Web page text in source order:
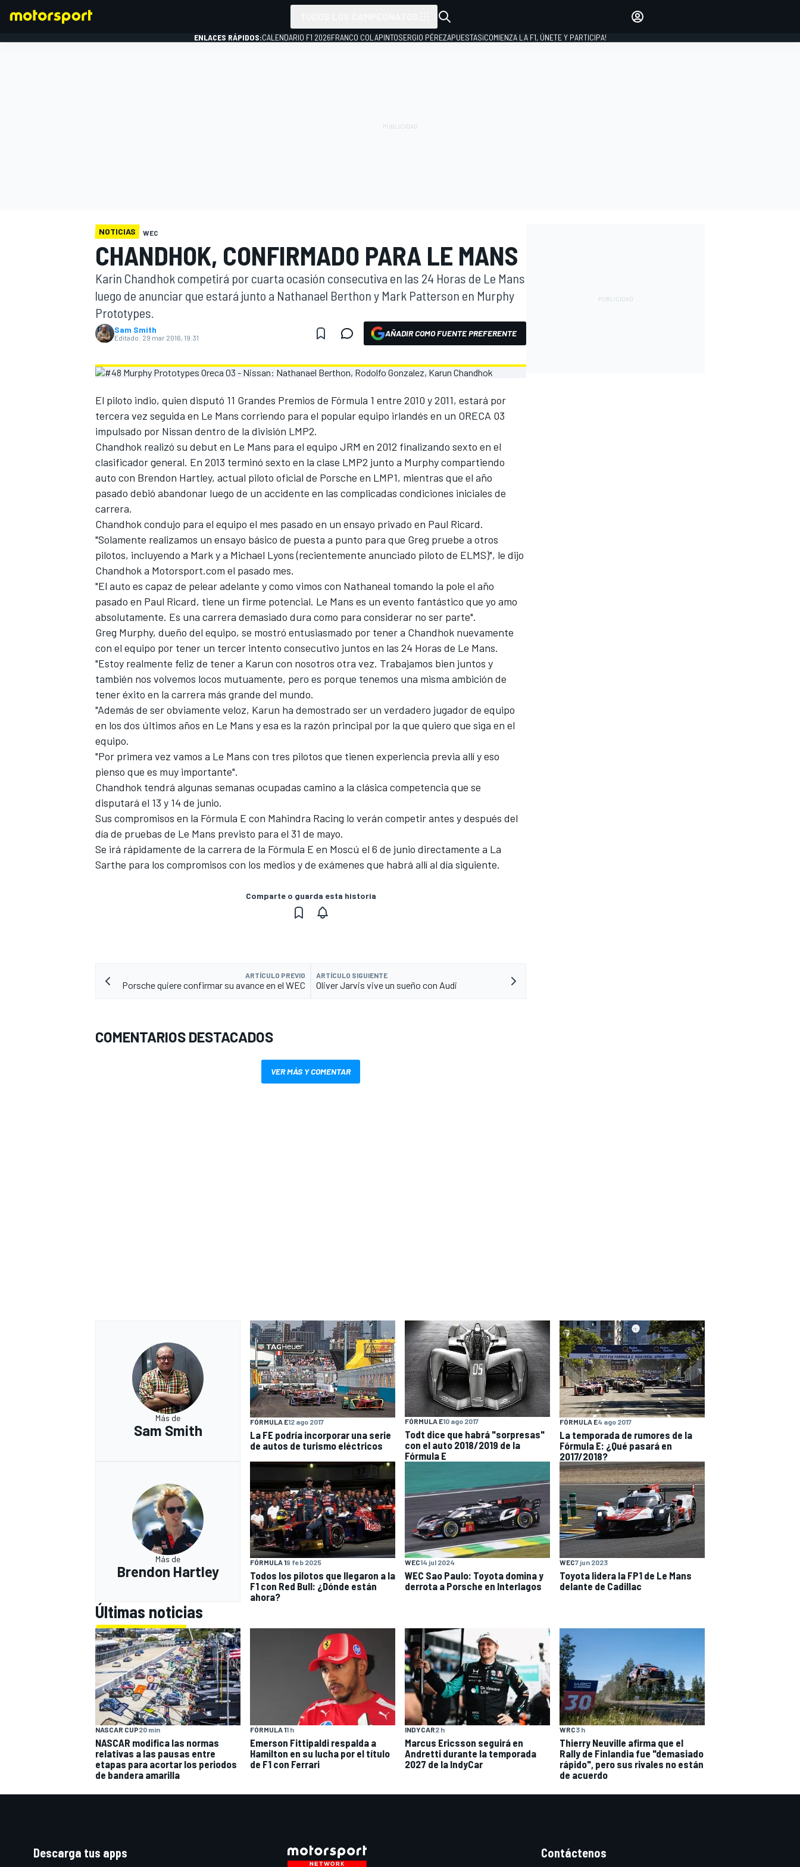
MOTOGP
NASCAR CUP
FÓRMULA E
MÁS CATEGORÍAS
INICIAR SESIÓN
ENLACES RÁPIDOS:CALENDARIO F1 2026FRANCO COLAPINTOSERGIO PÉREZAPUESTAS¡COMIENZA LA F1, ÚNETE Y PARTICIPA!
NOTICIAS WEC
CHANDHOK, CONFIRMADO PARA LE MANS
Karin Chandhok competirá por cuarta ocasión consecutiva en las 24 Horas de Le Mans
luego de anunciar que estará junto a Nathanael Berthon y Mark Patterson en Murphy
Prototypes.
Sam Smith
Editado: 29 mar 2016, 19:31 AÑADIR COMO FUENTE PREFERENTE
El piloto indio, quien disputó 11 Grandes Premios de Fórmula 1 entre 2010 y 2011, estará por
tercera vez seguida en Le Mans corriendo para el popular equipo irlandés en un ORECA 03
impulsado por Nissan dentro de la división LMP2.
Chandhok realizó su debut en Le Mans para el equipo JRM en 2012 finalizando sexto en el
clasificador general. En 2013 terminó sexto en la clase LMP2 junto a Murphy compartiendo
auto con Brendon Hartley, actual piloto oficial de Porsche en LMP1, mientras que el año
pasado debió abandonar luego de un accidente en las complicadas condiciones iniciales de
carrera.
Chandhok condujo para el equipo el mes pasado en un ensayo privado en Paul Ricard.
"Solamente realizamos un ensayo básico de puesta a punto para que Greg pruebe a otros
pilotos, incluyendo a Mark y a Michael Lyons (recientemente anunciado piloto de ELMS)", le dijo
Chandhok a Motorsport.com el pasado mes.
"El auto es capaz de pelear adelante y como vimos con Nathaneal tomando la pole el año
pasado en Paul Ricard, tiene un firme potencial. Le Mans es un evento fantástico que yo amo
absolutamente. Es una carrera demasiado dura como para considerar no ser parte".
Greg Murphy, dueño del equipo, se mostró entusiasmado por tener a Chandhok nuevamente
con el equipo por tener un tercer intento consecutivo juntos en las 24 Horas de Le Mans.
"Estoy realmente feliz de tener a Karun con nosotros otra vez. Trabajamos bien juntos y
también nos volvemos locos mutuamente, pero es porque tenemos una misma ambición de
tener éxito en la carrera más grande del mundo.
"Además de ser obviamente veloz, Karun ha demostrado ser un verdadero jugador de equipo
en los dos últimos años en Le Mans y esa es la razón principal por la que quiero que siga en el
equipo.
"Por primera vez vamos a Le Mans con tres pilotos que tienen experiencia previa allí y eso
pienso que es muy importante".
Chandhok tendrá algunas semanas ocupadas camino a la clásica competencia que se
disputará el 13 y 14 de junio.
Sus compromisos en la Fórmula E con Mahindra Racing lo verán competir antes y después del
día de pruebas de Le Mans previsto para el 31 de mayo.
Se irá rápidamente de la carrera de la Fórmula E en Moscú el 6 de junio directamente a La
Sarthe para los compromisos con los medios y de exámenes que habrá allí al día siguiente.
Comparte o guarda esta historia
ARTÍCULO PREVIO
Porsche quiere confirmar su avance en el WEC
ARTÍCULO SIGUIENTE
Oliver Jarvis vive un sueño con Audi
COMENTARIOS DESTACADOS
VER MÁS Y COMENTAR
Más de
Sam Smith
FÓRMULA E12 ago 2017
La FE podría incorporar una serie
de autos de turismo eléctricos
FÓRMULA E10 ago 2017
Todt dice que habrá "sorpresas"
con el auto 2018/2019 de la
Fórmula E
FÓRMULA E4 ago 2017
La temporada de rumores de la
Fórmula E: ¿Qué pasará en
2017/2018?
Más de
Brendon Hartley
FÓRMULA 19 feb 2025
Todos los pilotos que llegaron a la
F1 con Red Bull: ¿Dónde están
ahora?
WEC14 jul 2024
WEC Sao Paulo: Toyota domina y
derrota a Porsche en Interlagos
WEC7 jun 2023
Toyota lidera la FP1 de Le Mans
delante de Cadillac
Últimas noticias
NASCAR CUP20 min
NASCAR modifica las normas
relativas a las pausas entre
etapas para acortar los periodos
de bandera amarilla
FÓRMULA 11 h
Emerson Fittipaldi respalda a
Hamilton en su lucha por el título
de F1 con Ferrari
INDYCAR2 h
Marcus Ericsson seguirá en
Andretti durante la temporada
2027 de la IndyCar
WRC3 h
Thierry Neuville afirma que el
Rally de Finlandia fue "demasiado
rápido", pero sus rivales no están
de acuerdo
Descarga tus apps Contáctenos